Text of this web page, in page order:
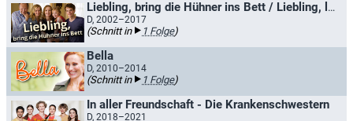
Liebling, bring die Hühner ins Bett / Liebling, lass die Hühner frei
D, 2002–2017
(Schnitt in 1 Folge)
Bella
D, 2010–2014
(Schnitt in 1 Folge)
In aller Freundschaft - Die Krankenschwestern
D, 2018–2021